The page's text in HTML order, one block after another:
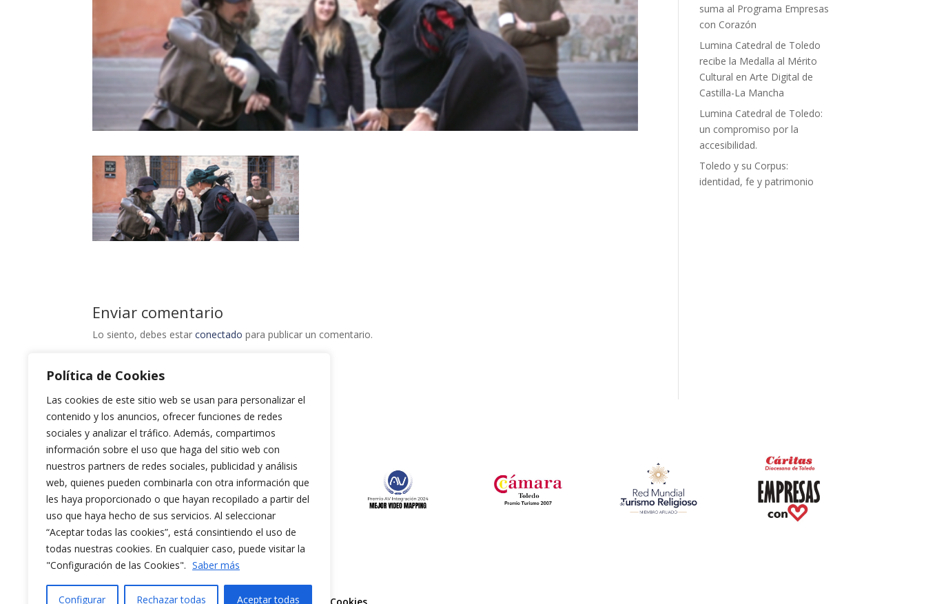
Política de Cookies
Las cookies de este sitio web se usan para personalizar el
contenido y los anuncios, ofrecer funciones de redes
sociales y analizar el tráfico. Además, compartimos
información sobre el uso que haga del sitio web con
nuestros partners de redes sociales, publicidad y análisis
web, quienes pueden combinarla con otra información que
les haya proporcionado o que hayan recopilado a partir del
uso que haya hecho de sus servicios. Al seleccionar
“Aceptar todas las cookies”, está consintiendo el uso de
todas nuestras cookies. En cualquier caso, puede visitar la
"Configuración de las Cookies". Saber más
Configurar Rechazar todas Aceptar todas
Enviar comentario
Lo siento, debes estarconectado para publicar un comentario.
suma al Programa Empresas
con Corazón
Lumina Catedral de Toledo
recibe la Medalla al Mérito
Cultural en Arte Digital de
Castilla-La Mancha
Lumina Catedral de Toledo:
un compromiso por la
accesibilidad.
Toledo y su Corpus:
identidad, fe y patrimonio